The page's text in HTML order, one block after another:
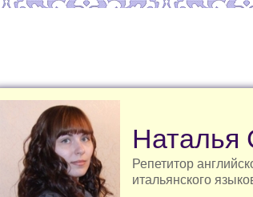
Наталья
Репетитор
итальянского